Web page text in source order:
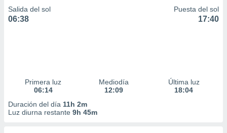
Salida del sol
06:38
Puesta del sol
17:40
Primera luz
06:14
Mediodía
12:09
Última luz
18:04
Duración del día 11h 2m
Luz diurna restante 9h 45m